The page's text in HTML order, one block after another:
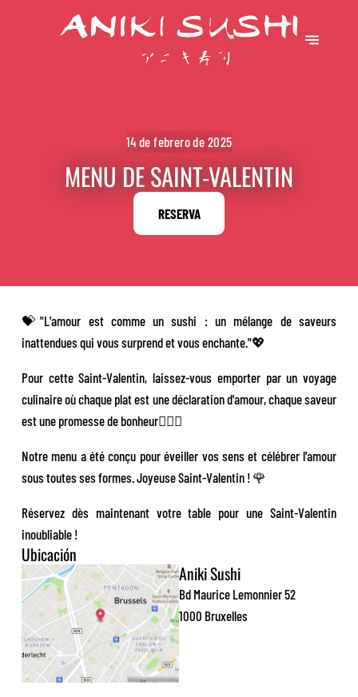
14 de febrero de 2025
MENU DE SAINT-VALENTIN
RESERVA
💝"L'amour est comme un sushi : un mélange de saveurs
inattendues qui vous surprend et vous enchante."💖
Pour cette Saint-Valentin, laissez-vous emporter par un voyage
culinaire où chaque plat est une déclaration d'amour, chaque saveur
est une promesse de bonheur❤️‍🔥🍣
Notre menu a été conçu pour éveiller vos sens et célébrer l'amour
sous toutes ses formes. Joyeuse Saint-Valentin ! 🌹
Réservez dès maintenant votre table pour une Saint-Valentin
inoubliable !
Ubicación
Aniki Sushi
Bd Maurice Lemonnier 52
1000 Bruxelles